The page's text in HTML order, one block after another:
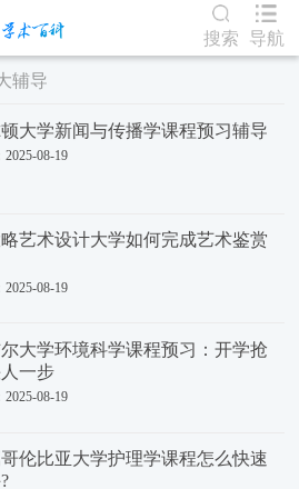
搜索 导航
辅导
大学新闻与传播学课程预习辅导
2025-08-19
艺术设计大学如何完成艺术鉴赏
2025-08-19
大学环境科学课程预习：开学抢
一步
2025-08-19
伦比亚大学护理学课程怎么快速